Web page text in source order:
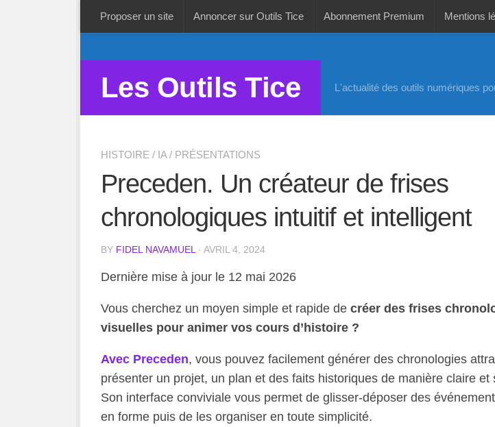
Proposer un site Annoncer sur Outils Tice Abonnement Premium Mentions
Les Outils Tice L'actualité des outils numériques
HISTOIRE / IA / PRÉSENTATIONS
Preceden. Un créateur de frises
chronologiques intuitif et intelligent
BY FIDEL NAVAMUEL · AVRIL 4, 2024
Dernière mise à jour le 12 mai 2026
Vous cherchez un moyen simple et rapide decréer des frises
visuelles pour animer vos cours d’histoire ?
Avec Preceden, vous pouvez facilement générer des chronologies
présenter un projet, un plan et des faits historiques de manière claire et
Son interface conviviale vous permet de glisser-déposer des
en forme puis de les organiser en toute simplicité.